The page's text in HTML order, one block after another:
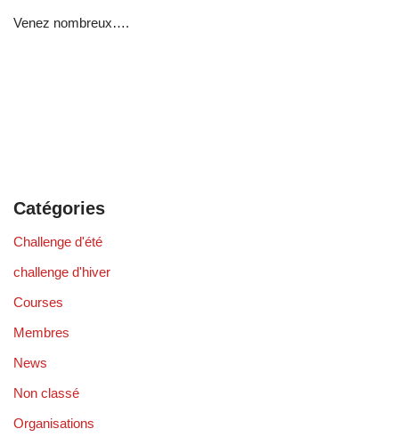
Venez nombreux….
Catégories
Challenge d'été
challenge d'hiver
Courses
Membres
News
Non classé
Organisations